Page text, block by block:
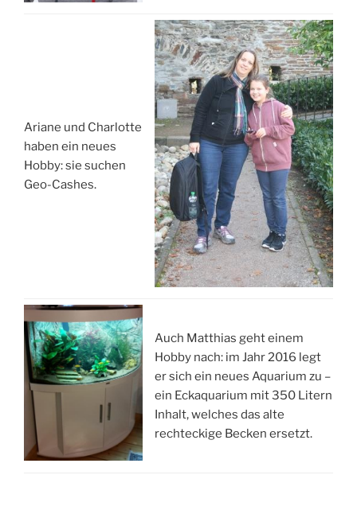
Ariane und Charlotte
haben ein neues
Hobby: sie suchen
Geo-Cashes.
Auch Matthias geht einem
Hobby nach: im Jahr 2016 legt
er sich ein neues Aquarium zu –
ein Eckaquarium mit 350 Litern
Inhalt, welches das alte
rechteckige Becken ersetzt.